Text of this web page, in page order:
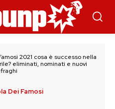
2021 cosa è successo nella
eliminati, nominati e nuovi
Dei Famosi